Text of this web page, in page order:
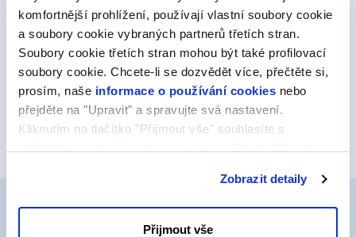
komfortnější prohlížení, používají vlastní soubory cookie
a soubory cookie vybraných partnerů třetích stran.
Soubory cookie třetích stran mohou být také profilovací
soubory cookie. Chcete-li se dozvědět více, přečtěte si,
prosím, naše informace o používání cookies nebo
přejděte na "Upravit" a spravujte svá nastavení.
Kliknutím na tlačítko "Přijmout vše" souhlasíte s
Zobrazit detaily
Přijmout vše
*Ceny jsou uvedeny za první rok registrace a bez DPH.